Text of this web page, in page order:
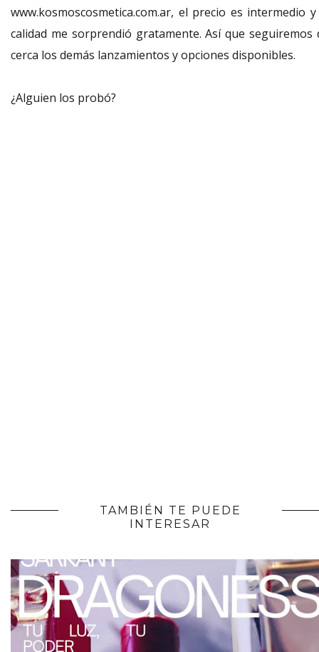
www.kosmoscosmetica.com.ar, el precio es intermedio
calidad me sorprendió gratamente. Así que seguiremos
cerca los demás lanzamientos y opciones disponibles.
¿Alguien los probó?
TAMBIÉN TE PUEDE
INTERESAR